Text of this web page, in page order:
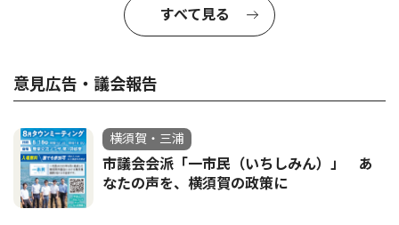
すべて見る
意見広告・議会報告
横須賀・三浦
市議会会派「一市民（いちしみん）」 あ
なたの声を、横須賀の政策に